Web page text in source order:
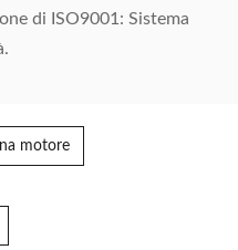
di ISO9001: Sistema
motore